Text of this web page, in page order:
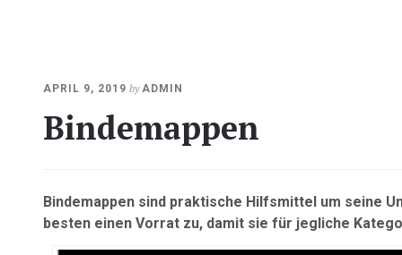
APRIL 9, 2019 OKTOBER
2020
byADMIN
Bindemappen
Bindemappen sind praktische Hilfsmittel um seine
besten einen Vorrat zu, damit sie für jegliche